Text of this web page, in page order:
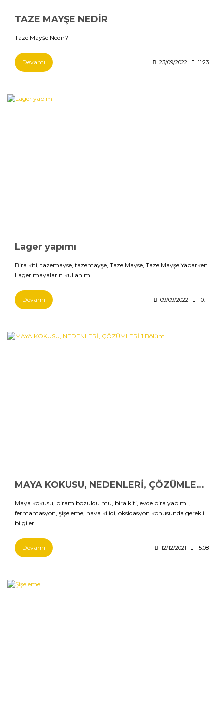
TAZE MAYŞE NEDİR
Taze Mayşe Nedir?
Devamı 23/09/2022 11:23
Lager yapımı
Bira kiti, tazemayse, tazemayşe, Taze Mayse, Taze Mayşe Yaparken
Lager mayaların kullanımı
Devamı 09/09/2022 10:11
MAYA KOKUSU, NEDENLERİ, ÇÖZÜMLERİ 1 Bölüm
Maya kokusu, biram bozuldu mu, bira kiti, evde bira yapımı ,
fermantasyon, şişeleme, hava kilidi, oksidasyon konusunda gerekli
bilgiler
Devamı 12/12/2021 15:08